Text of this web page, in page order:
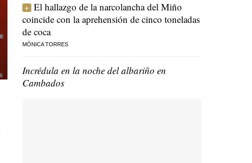
El hallazgo de la narcolancha del Miño
coincide con la aprehensión de cinco toneladas
de coca
MÓNICA TORRES
Incrédula en la noche del albariño en
Cambados